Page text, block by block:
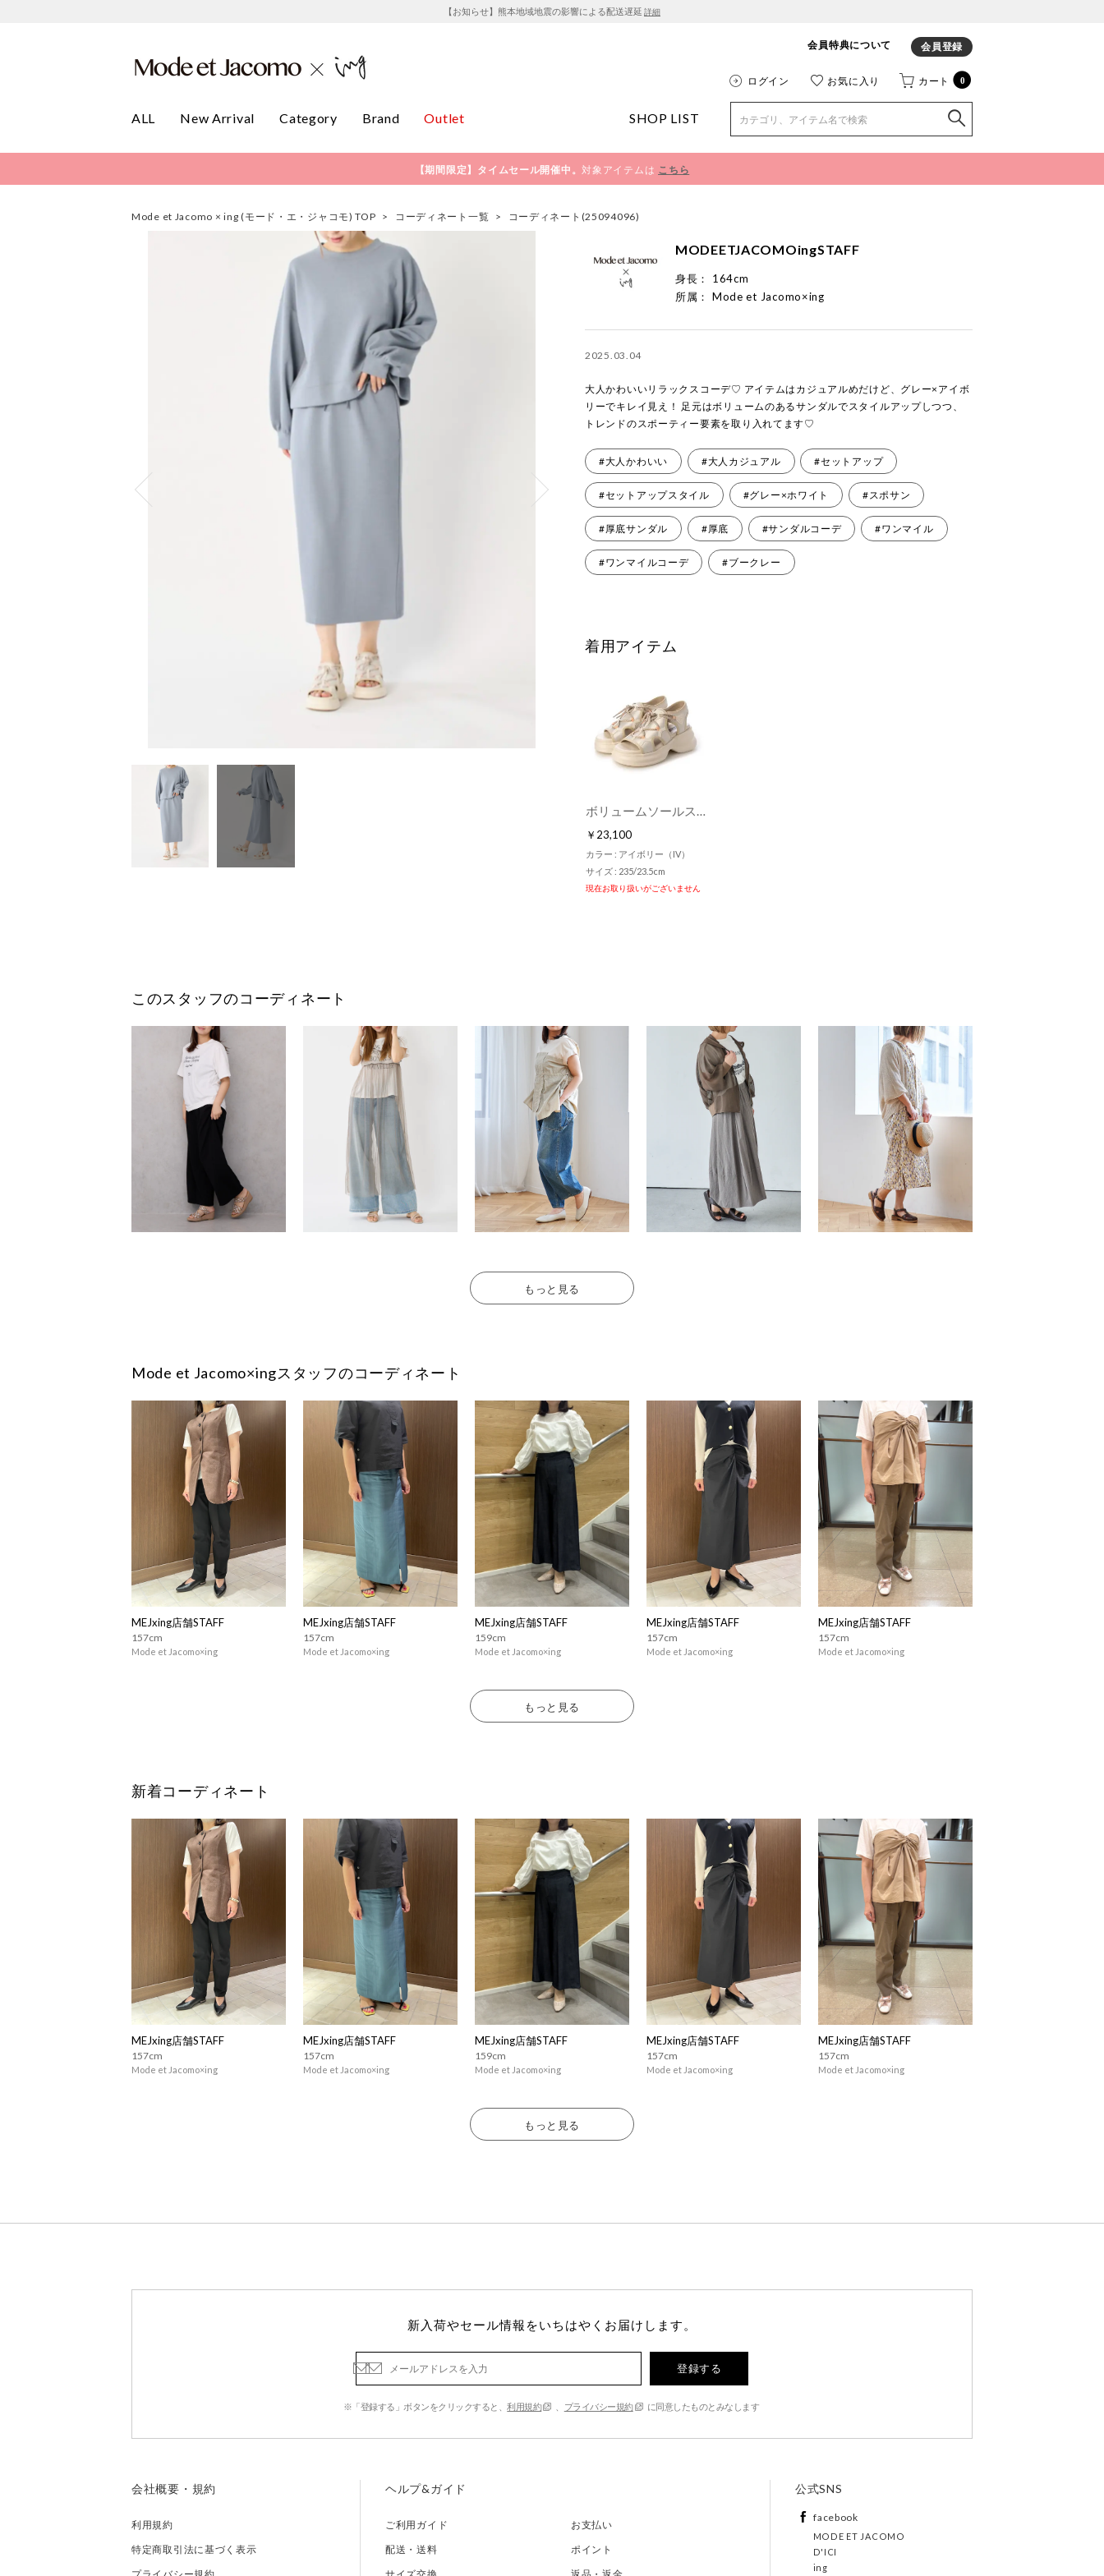
【お知らせ】熊本地域地震の影響による配送遅延 詳細
会員特典について 会員登録
ログイン お気に入り カート 0
ALL New Arrival Category Brand Outlet SHOP LIST
【期間限定】タイムセール開催中。対象アイテムは こちら
Mode et Jacomo × ing (モード・エ・ジャコモ) TOP > コーディネート一覧 > コーディネート(25094096)
MODEETJACOMOingSTAFF
身長：
164cm
所属： Mode et Jacomo×ing
2025.03.04
大人かわいいリラックスコーデ♡ アイテムはカジュアルめだけど、グレー×アイボ
リーでキレイ見え！ 足元はボリュームのあるサンダルでスタイルアップしつつ、
トレンドのスポーティー要素を取り入れてます♡
#大人かわいい #大人カジュアル #セットアップ
#セットアップスタイル #グレー×ホワイト #スポサン
#厚底サンダル #厚底 #サンダルコーデ #ワンマイル
#ワンマイルコーデ #ブークレー
着用アイテム
ボリュームソールスポーツサンダル （アイボリー）
￥23,100
カラー : アイボリー（IV）
サイズ : 235/23.5cm
現在お取り扱いがございません
このスタッフのコーディネート
もっと見る
Mode et Jacomo×ingスタッフのコーディネート
MEJxing店舗STAFF
157cm
Mode et Jacomo×ing
MEJxing店舗STAFF
157cm
Mode et Jacomo×ing
MEJxing店舗STAFF
159cm
Mode et Jacomo×ing
MEJxing店舗STAFF
157cm
Mode et Jacomo×ing
MEJxing店舗STAFF
157cm
Mode et Jacomo×ing
もっと見る
新着コーディネート
MEJxing店舗STAFF
157cm
Mode et Jacomo×ing
MEJxing店舗STAFF
157cm
Mode et Jacomo×ing
MEJxing店舗STAFF
159cm
Mode et Jacomo×ing
MEJxing店舗STAFF
157cm
Mode et Jacomo×ing
MEJxing店舗STAFF
157cm
Mode et Jacomo×ing
もっと見る
新入荷やセール情報をいちはやくお届けします。
登録する
※「登録する」ボタンをクリックすると、利用規約 プライバシー規約 に同意したものとみなします
会社概要・規約
利用規約
特定商取引法に基づく表示
ヘルプ&ガイド
ご利用ガイド
お支払い
配送・送料
ポイント
公式SNS
facebook
MODE ET JACOMO
D'ICI
ing